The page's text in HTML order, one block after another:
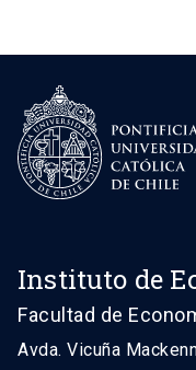
Instituto de
Facultad de
Avda. Vicuña